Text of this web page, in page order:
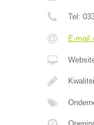
Tel:
E-mail